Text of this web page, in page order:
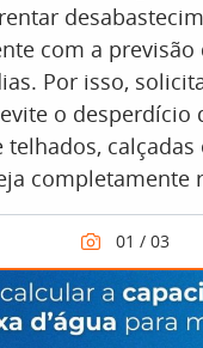
com a previsão
Por isso,
o desperdício
telhados,
completamente